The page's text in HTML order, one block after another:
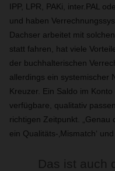
IPP, LPR, PAKi, inter.PAL
und haben
Dachser arbeitet mit
statt fahren, hat viele
der buchhalterischen
allerdings ein systemischer
Kreuzer. Ein Saldo im
verfügbare, qualitativ
richtigen Zeitpunkt. „Genau
ein Qualitäts-‚Mismatch‘
Das ist auch